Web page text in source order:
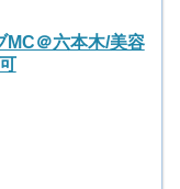
MC＠六本木/美容